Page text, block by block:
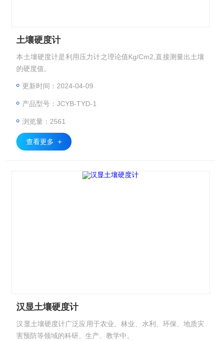
土壤硬度计
本土壤硬度计是利用压力计之理论值Kg/Cm2,直接测量出土壤
的硬度值。
更新时间：2024-04-09
产品型号：JCYB-TYD-1
浏览量：2561
查看更多 +
汉显土壤硬度计
汉显土壤硬度计广泛应用于农业、林业、水利、环保、地质灾
害预防等领域的科研、生产、教学中。